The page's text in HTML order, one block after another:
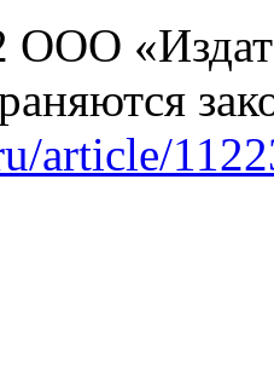
ООО
article/